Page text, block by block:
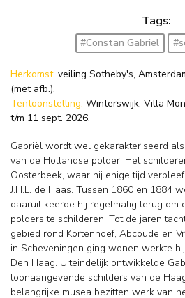
Tags:
#Constan Gabriel
Herkomst: veiling Sotheby's,
(met afb.).
Tentoonstelling: Winterswijk, Villa
t/m 11 sept. 2026.
Gabriël wordt wel gekarakteriseerd
van de Hollandse polder. Het
Oosterbeek, waar hij enige tijd
J.H.L. de Haas. Tussen 1860 en 1884
daaruit keerde hij regelmatig terug om
polders te schilderen. Tot de jaren
gebied rond Kortenhoef, Abcoude en
in Scheveningen ging wonen werkte
Den Haag. Uiteindelijk ontwikkelde
toonaangevende schilders van de
belangrijke musea bezitten werk van